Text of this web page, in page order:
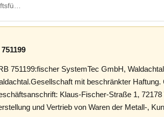
751199:fischer SystemTec GmbH,
mit beschränkter
Klaus-Fischer-Straße 1,
und Vertrieb von Waren der Metall-,